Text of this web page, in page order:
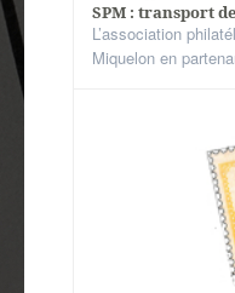
SPM : transport
L’association
Miquelon en